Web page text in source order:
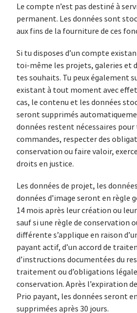
Le compte n’est pas destiné à
permanent. Les données sont
aux fins de la fourniture de ces
Si tu disposes d’un compte
toi-même les projets, galeries et
tes souhaits. Tu peux également
existant à tout moment avec
cas, le contenu et les données
seront supprimés
données restent nécessaires
commandes, respecter des
conservation ou faire valoir,
droits en justice.
Les données de projet, les
données d’image seront en règle
14 mois après leur création ou
sauf si une règle de conservation
différente s’applique en raison
payant actif, d’un accord de
d’instructions documentées du
traitement ou d’obligations
conservation. Après l’expiration
Prio payant, les données seront
supprimées après 30 jours.